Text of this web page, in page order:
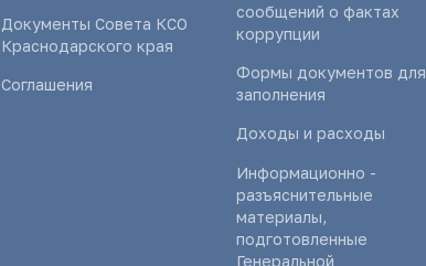
Документы Совета КСО
Краснодарского края
Соглашения
сообщений о фактах
коррупции
Формы документов для
заполнения
Доходы и расходы
Информационно -
разъяснительные
материалы,
подготовленные
Генеральной